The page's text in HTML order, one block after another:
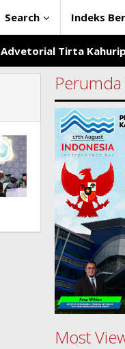
Search Indeks
Advetorial Tirta
Most